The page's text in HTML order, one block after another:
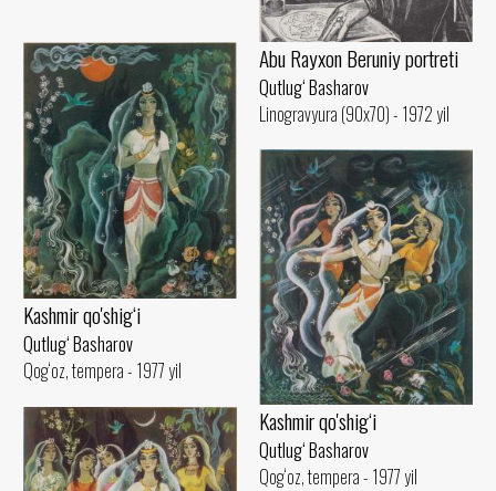
Abu Rayxon Beruniy portreti
Qutlug‘ Basharov
Linogravyura (90x70) - 1972 yil
Kashmir qo'shig‘i
Qutlug‘ Basharov
Qog‘oz, tempera - 1977 yil
Kashmir qo'shig‘i
Qutlug‘ Basharov
Qog‘oz, tempera - 1977 yil